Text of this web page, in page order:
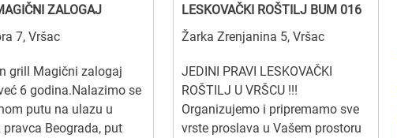
ZALOGAJ
7, Vršac
grill Magični zalogaj
6 godina.Nalazimo se
putu na ulazu u
pravca Beograda, put
LESKOVAČKI ROŠTILJ BUM 016
Žarka Zrenjanina 5, Vršac
JEDINI PRAVI LESKOVAČKI
ROŠTILJ U VRŠCU !!!
Organizujemo i pripremamo sve
vrste proslava u Vašem prostoru